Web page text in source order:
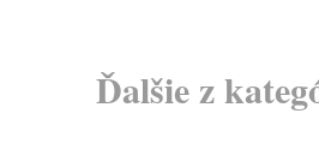
Ďalšie z